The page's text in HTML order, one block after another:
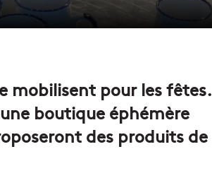
mobilisent pour les fêtes.
boutique éphémère
des produits de